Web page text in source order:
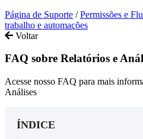
Página de Suporte / Permissões e
trabalho e automações
Voltar
FAQ sobre Relatórios e
Acesse nosso FAQ para mais
Análises
ÍNDICE